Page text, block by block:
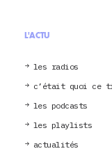
L'ACTU
les radios
c’était quoi ce
les podcasts
les playlists
actualités